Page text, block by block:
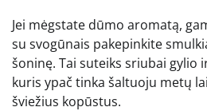
Jei mėgstate dūmo aromatą,
su svogūnais pakepinkite
šoninę. Tai suteiks sriubai gylio
kuris ypač tinka šaltuoju metų
šviežius kopūstus.